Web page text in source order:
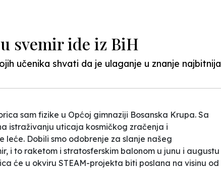
svemir ide iz BiH
učenika shvati da je ulaganje u znanje najbitnija
sam fizike u Općoj gimnaziji Bosanska Krupa. Sa
istraživanju uticaja kosmičkog zračenja i
Dobili smo odobrenje za slanje našeg
i to raketom i stratosferskim balonom u junu i augustu
će u okviru STEAM-projekta biti poslana na visinu od